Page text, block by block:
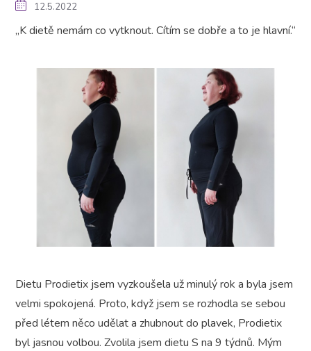
12.5.2022
„K dietě nemám co vytknout. Cítím se dobře a to je hlavní.“
Dietu Prodietix jsem vyzkoušela už minulý rok a byla jsem
velmi spokojená. Proto, když jsem se rozhodla se sebou
před létem něco udělat a zhubnout do plavek, Prodietix
byl jasnou volbou. Zvolila jsem dietu S na 9 týdnů. Mým